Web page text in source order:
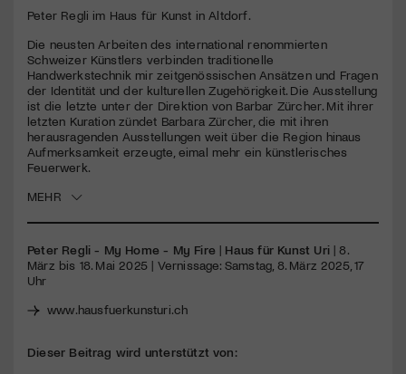
seconds
Peter Regli im Haus für Kunst in Altdorf.
Die neusten Arbeiten des international renommierten
Schweizer Künstlers verbinden traditionelle
Handwerkstechnik mir zeitgenössischen Ansätzen und Fragen
der Identität und der kulturellen Zugehörigkeit. Die Ausstellung
ist die letzte unter der Direktion von Barbar Zürcher. Mit ihrer
letzten Kuration zündet Barbara Zürcher, die mit ihren
herausragenden Ausstellungen weit über die Region hinaus
Aufmerksamkeit erzeugte, eimal mehr ein künstlerisches
Feuerwerk.
MEHR
Peter Regli - My Home - My Fire | Haus für Kunst Uri| 8.
März bis 18. Mai 2025 | Vernissage: Samstag, 8. März 2025, 17
Uhr
www.hausfuerkunsturi.ch
Dieser Beitrag wird unterstützt von:
Jetzt Mitglied werden